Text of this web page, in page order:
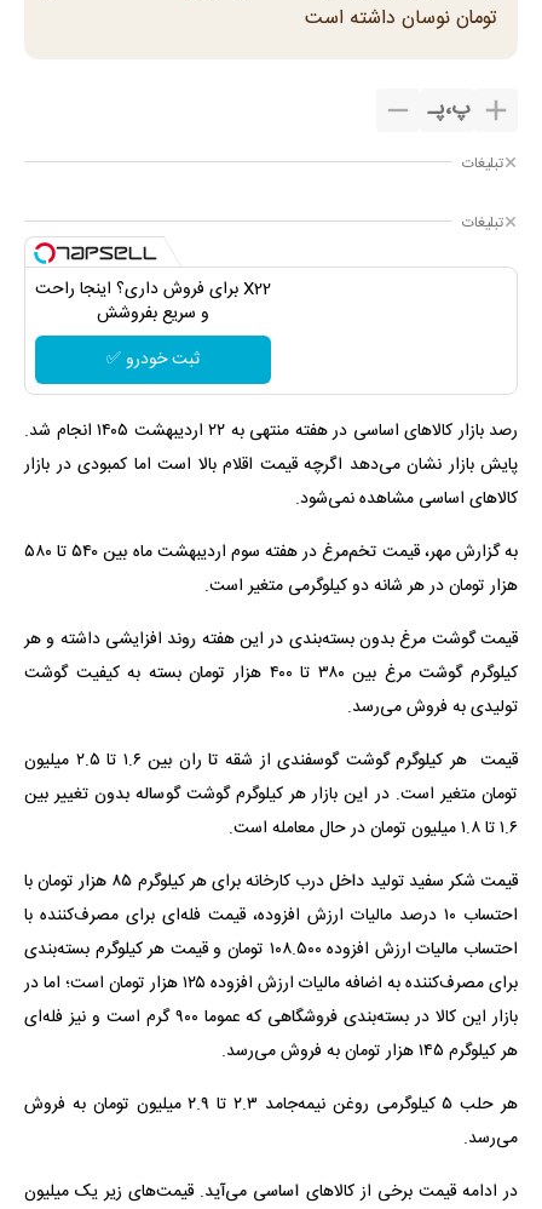
تومان نوسان داشته است
پ،پـ
تبلیغات
تبلیغات
X22 برای فروش داری؟ اینجا راحت
و سریع بفروشش
ثبت خودرو ✅
رصد بازار کالاهای اساسی در هفته منتهی به ۲۲ اردیبهشت ۱۴۰۵ انجام شد.
پایش بازار نشان می‌دهد اگرچه قیمت‌ اقلام بالا است اما کمبودی در بازار
کالاهای اساسی مشاهده نمی‌شود.
به گزارش مهر، قیمت تخم‌مرغ در هفته سوم اردیبهشت ماه بین ۵۴۰ تا ۵۸۰
هزار تومان در هر شانه دو کیلوگرمی متغیر است.
قیمت گوشت مرغ بدون بسته‌بندی در این هفته روند افزایشی داشته و هر
کیلوگرم گوشت مرغ بین ۳۸۰ تا ۴۰۰ هزار تومان بسته به کیفیت گوشت
تولیدی به فروش می‌رسد.
قیمت هر کیلوگرم گوشت گوسفندی از شقه تا ران بین ۱.۶ تا ۲.۵ میلیون
تومان متغیر است. در این بازار هر کیلوگرم گوشت گوساله بدون تغییر بین
۱.۶ تا ۱.۸ میلیون تومان در حال معامله است.
قیمت شکر سفید تولید داخل درب کارخانه برای هر کیلوگرم ۸۵ هزار تومان با
احتساب ۱۰ درصد مالیات ارزش افزوده، قیمت فله‌ای برای مصرف‌کننده با
احتساب مالیات ارزش افزوده ۱۰۸.۵۰۰ تومان و قیمت هر کیلوگرم بسته‌بندی
برای مصرف‌کننده به اضافه مالیات ارزش افزوده ۱۲۵ هزار تومان است؛ اما در
بازار این کالا در بسته‌بندی فروشگاهی که عموما ۹۰۰ گرم است و نیز فله‌ای
هر کیلوگرم ۱۴۵ هزار تومان به فروش می‌رسد.
هر حلب ۵ کیلوگرمی روغن نیمه‌جامد ۲.۳ تا ۲.۹ میلیون تومان به فروش
می‌رسد.
در ادامه قیمت برخی از کالاهای اساسی می‌آید. قیمت‌های زیر یک میلیون